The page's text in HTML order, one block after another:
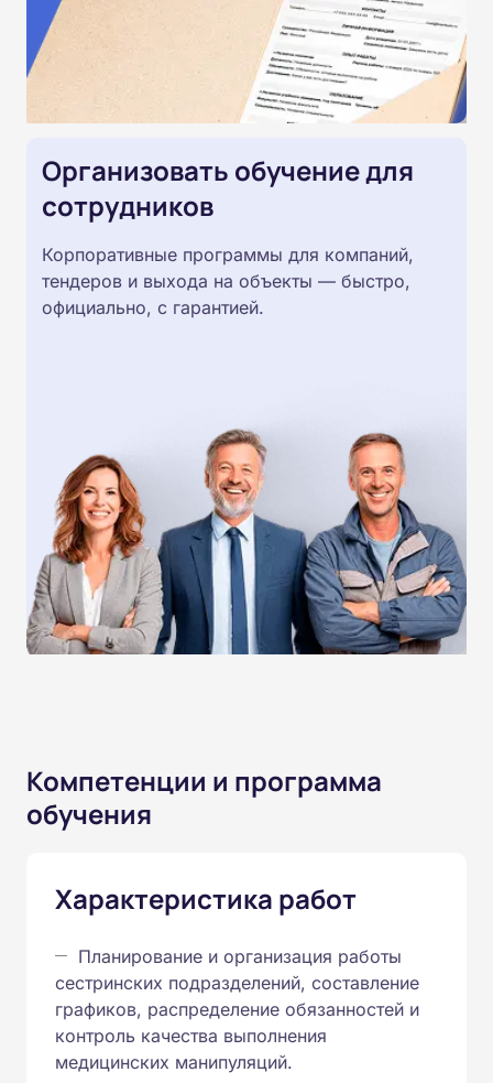
Организовать обучение для
сотрудников
Корпоративные программы для компаний,
тендеров и выхода на объекты — быстро,
официально, с гарантией.
Компетенции и программа
обучения
Характеристика работ
Планирование и организация работы
сестринских подразделений, составление
графиков, распределение обязанностей и
контроль качества выполнения
медицинских манипуляций.